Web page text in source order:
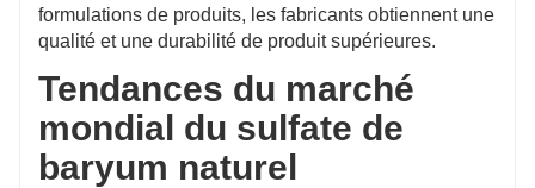
formulations de produits, les fabricants obtiennent une
qualité et une durabilité de produit supérieures.
Tendances du marché
mondial du sulfate de
baryum naturel